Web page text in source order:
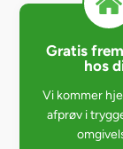
Gratis
hos
Vi kommer
afprøv i